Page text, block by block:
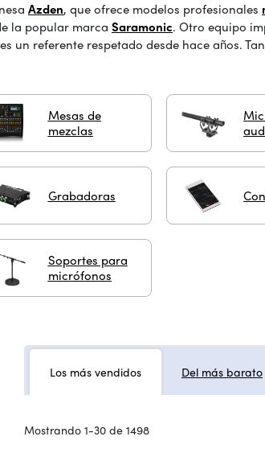
Azden, que ofrece modelos profesionales
la popular marca Saramonic. Otro equipo
es un referente respetado desde hace años.
Mesas de
mezclas
Grabadoras
Soportes para
micrófonos
Los más vendidos Del más barato
Mostrando 1-30 de 1498